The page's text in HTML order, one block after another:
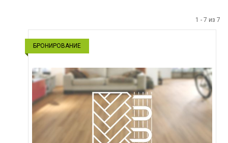
1 - 7 из 7
БРОНИРОВАНИЕ